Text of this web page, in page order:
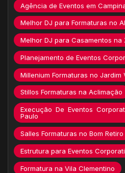
Agência de Eventos em
Melhor DJ para Formaturas no
Melhor DJ para Casamentos na
Planejamento de Eventos
Millenium Formaturas no Jardim
Stillos Formaturas na Aclimação
Execução De Eventos
Paulo
Salles Formaturas no Bom Retiro
Estrutura para Eventos
Formatura na Vila Clementino